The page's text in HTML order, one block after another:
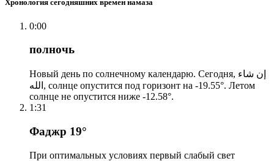
Хронология сегодняшних времен намаза
0:00
полночь
Новый день по солнечному календарю. Сегодня, إن شاء
الله, солнце опустится под горизонт на -19.55°. Летом
солнце не опустится ниже -12.58°.
1:31
Фаджр 19°
При оптимальных условиях первый слабый свет